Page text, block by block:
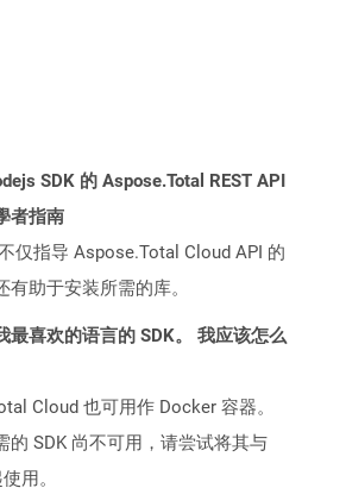
SDK 的 Aspose.Total REST API
者指南
仅指导 Aspose.Total Cloud API 的
有助于安装所需的库。
最喜欢的语言的 SDK。 我应该怎么
Cloud 也可用作 Docker 容器。
的 SDK 尚不可用，请尝试将其与
用。